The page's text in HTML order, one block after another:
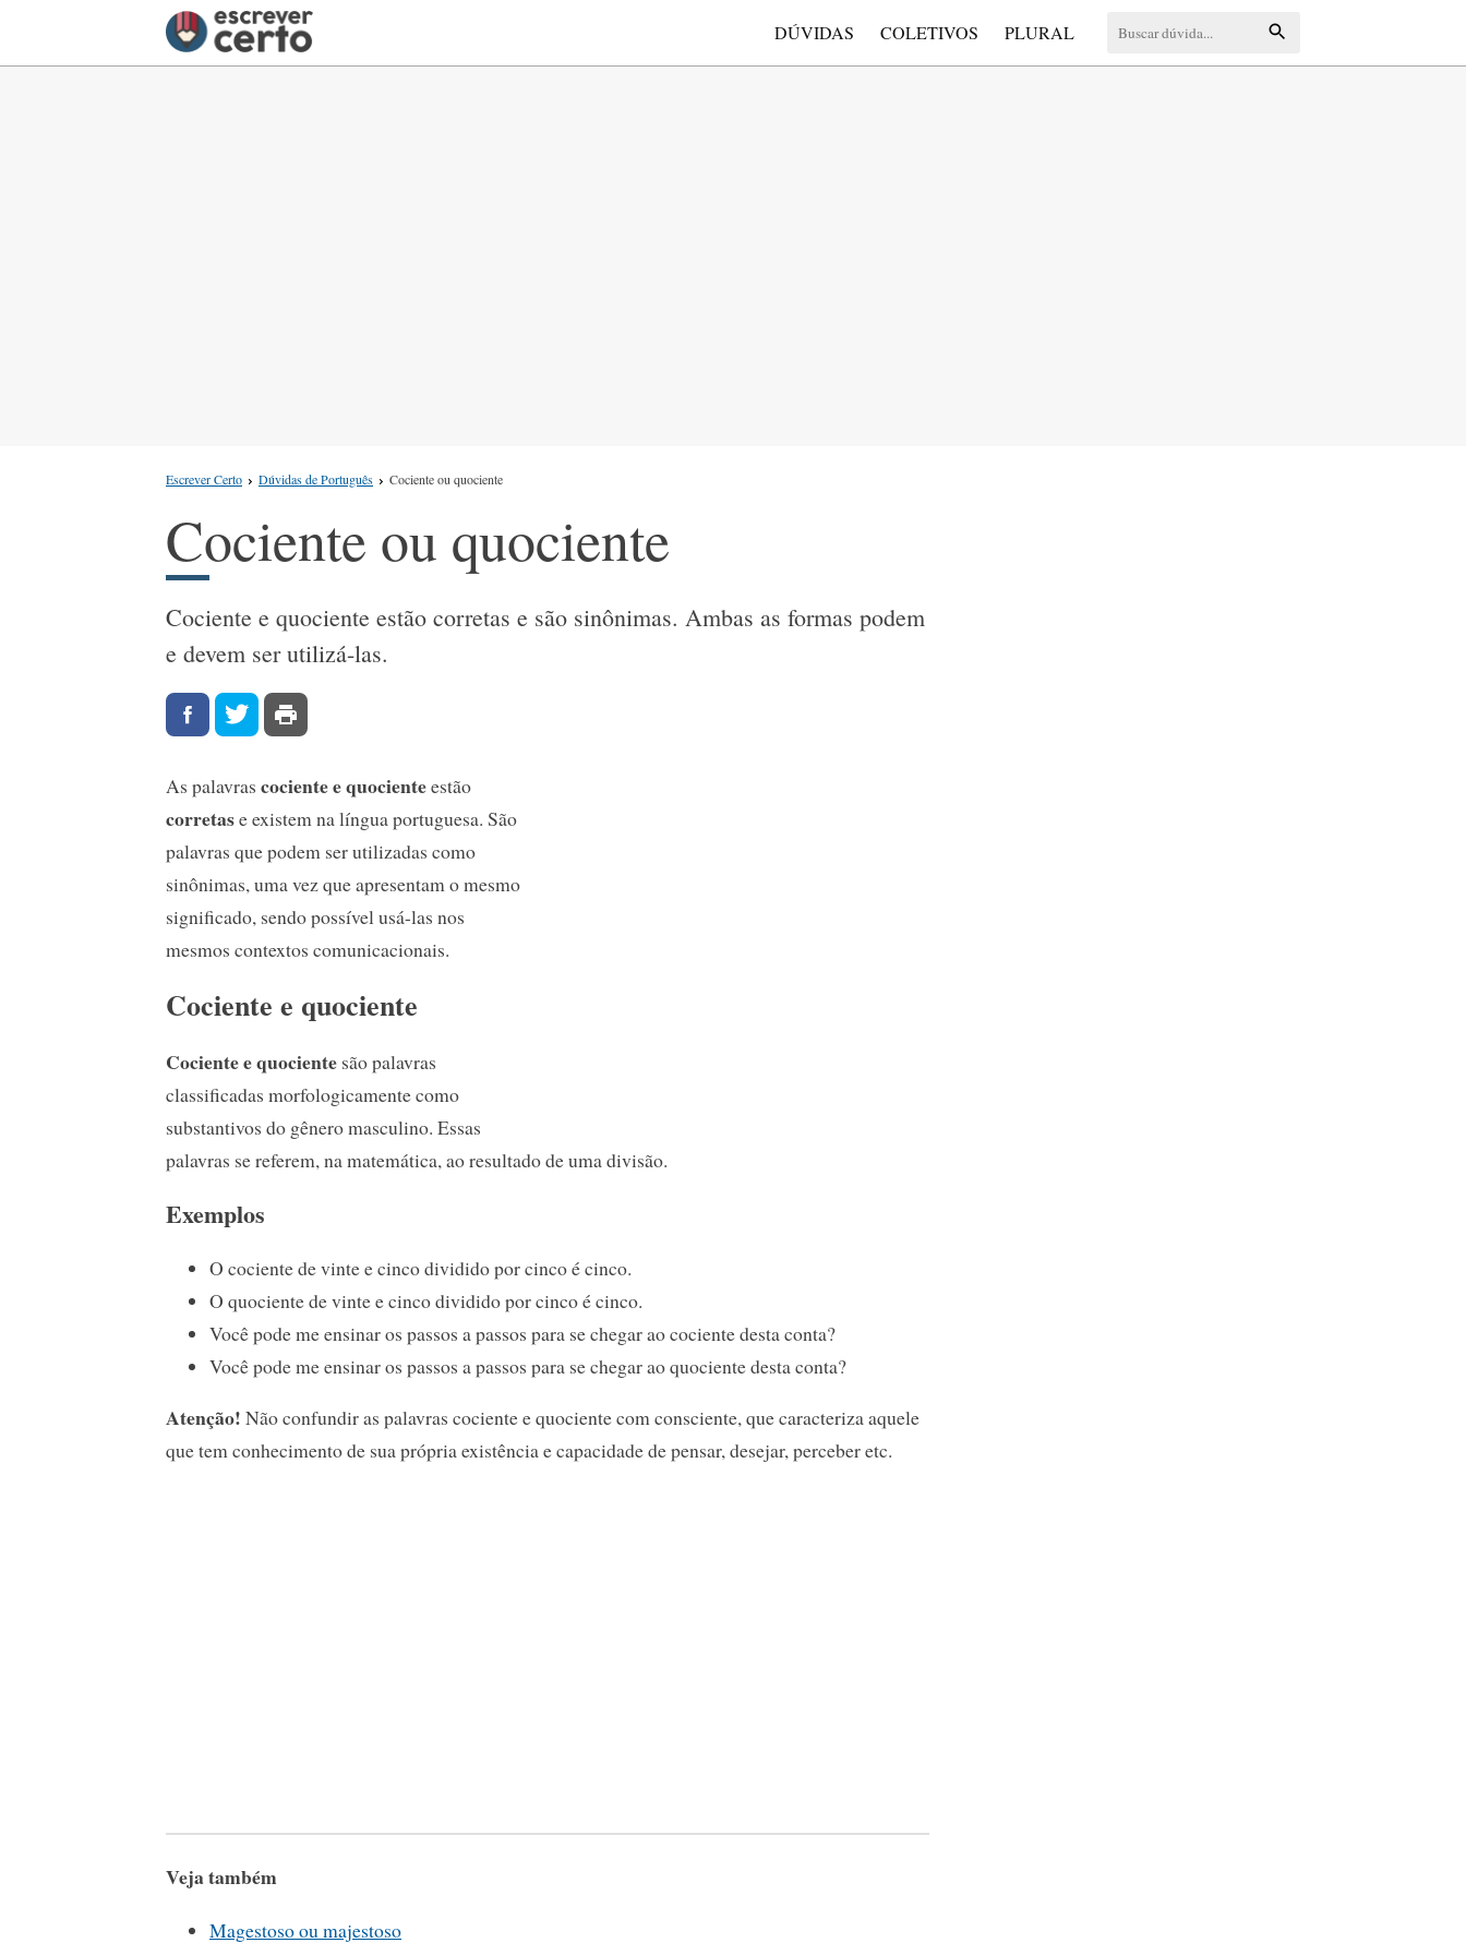
DÚVIDAS COLETIVOS PLURAL
Escrever Certo Dúvidas de Português Cociente ou quociente
Cociente ou quociente
Cociente e quociente estão corretas e são sinônimas. Ambas as formas podem
e devem ser utilizá-las.
As palavras cociente e quocienteestão
corretase existem na língua portuguesa. São
palavras que podem ser utilizadas como
sinônimas, uma vez que apresentam o mesmo
significado, sendo possível usá-las nos
mesmos contextos comunicacionais.
Cociente e quociente
Cociente e quociente são palavras
classificadas morfologicamente como
substantivos do gênero masculino. Essas
palavras se referem, na matemática, ao resultado de uma divisão.
Exemplos
O cociente de vinte e cinco dividido por cinco é cinco.
O quociente de vinte e cinco dividido por cinco é cinco.
Você pode me ensinar os passos a passos para se chegar ao cociente desta conta?
Você pode me ensinar os passos a passos para se chegar ao quociente desta conta?
Atenção! Não confundir as palavras cociente e quociente com consciente, que caracteriza aquele
que tem conhecimento de sua própria existência e capacidade de pensar, desejar, perceber etc.
Veja também
Magestoso ou majestoso